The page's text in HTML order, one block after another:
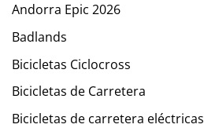
Andorra Epic 2026
Badlands
Bicicletas Ciclocross
Bicicletas de Carretera
Bicicletas de carretera eléctricas